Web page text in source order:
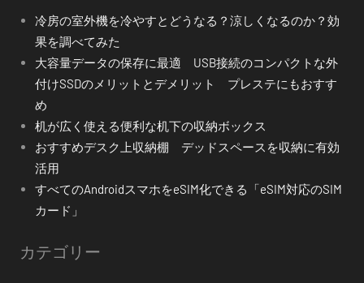
冷房の室外機を冷やすとどうなる？涼しくなるのか？効
果を調べてみた
大容量データの保存に最適 USB接続のコンパクトな外
付けSSDのメリットとデメリット プレステにもおすす
め
机が広く使える便利な机下の収納ボックス
おすすめデスク上収納棚 デッドスペースを収納に有効
活用
すべてのAndroidスマホをeSIM化できる「eSIM対応のSIM
カード」
カテゴリー